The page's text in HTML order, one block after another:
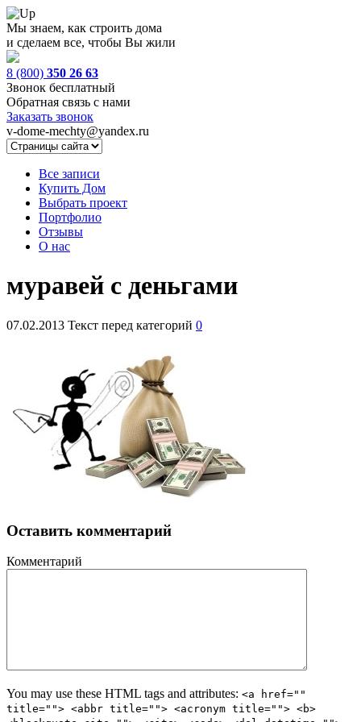
Мы знаем, как строить дома
и сделаем все, чтобы Вы жили
8 (800) 350 26 63
Звонок бесплатный
Обратная связь с нами
Заказать звонок
v-dome-mechty@yandex.ru
Все записи
Купить Дом
Выбрать проект
Портфолио
Отзывы
О нас
муравей с деньгами
07.02.2013 Текст перед категорий 0
Оставить комментарий
Комментарий
You may use these HTML tags and attributes: <a href=""
title=""> <abbr title=""> <acronym title=""> <b>